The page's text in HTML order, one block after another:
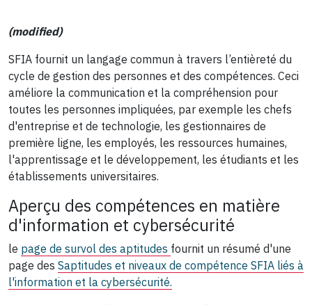
(modified)
SFIA fournit un langage commun à travers l’entièreté du
cycle de gestion des personnes et des compétences. Ceci
améliore la communication et la compréhension pour
toutes les personnes impliquées, par exemple les chefs
d'entreprise et de technologie, les gestionnaires de
première ligne, les employés, les ressources humaines,
l'apprentissage et le développement, les étudiants et les
établissements universitaires.
Aperçu des compétences en matière
d'information et cybersécurité
le page de survol des aptitudes fournit un résumé d'une
page des Saptitudes et niveaux de compétence SFIA liés à
l'information et la cybersécurité.